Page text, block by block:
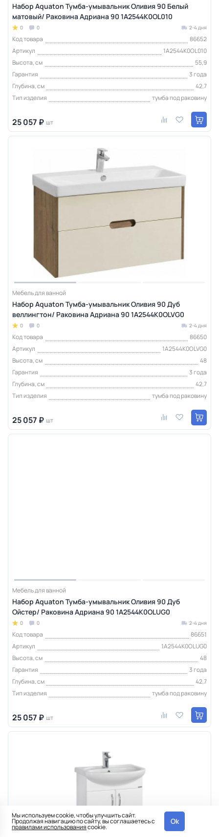
Набор Aquaton Тумба-умывальник Оливия 90 Белый
матовый/ Раковина Адриана 90 1A2544K0OL010
0 0 2-4 дня
Код товара
86652
Артикул
1A2544K0OL010
Высота, см
55,9
Гарантия
3 года
Глубина, см
42,7
Тип изделия
тумба под раковину
25 057 ₽ шт
Мебель для ванной
Набор Aquaton Тумба-умывальник Оливия 90 Дуб
веллингтон/ Раковина Адриана 90 1A2544K0OLVG0
0 0 2-4 дня
Код товара
86650
Артикул
1A2544K0OLVG0
Высота, см
48
Гарантия
3 года
Глубина, см
42,7
Тип изделия
тумба под раковину
25 057 ₽ шт
Мебель для ванной
Набор Aquaton Тумба-умывальник Оливия 90 Дуб
Ойстер/ Раковина Адриана 90 1A2544K0OLUG0
0 0 2-4 дня
Код товара
86651
Артикул
1A2544K0OLUG0
Высота, см
48
Гарантия
3 года
Глубина, см
42,7
Тип изделия
тумба под раковину
25 057 ₽ шт
Мы используем cookie, чтобы улучшить сайт.
Продолжая навигацию по сайту, вы соглашаетесь с
правилами использованияcookie.
Ok